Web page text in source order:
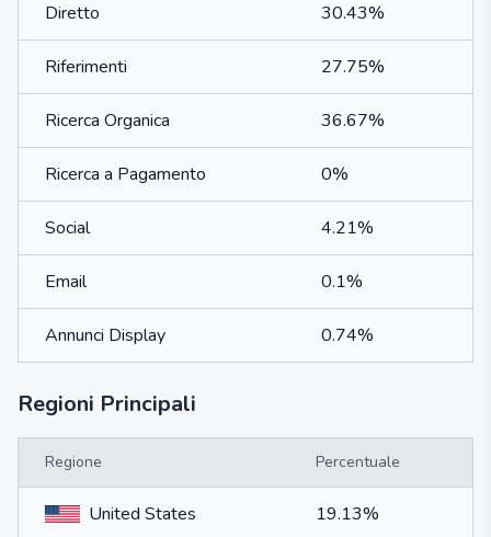
Diretto 30.43%
Riferimenti 27.75%
Ricerca Organica 36.67%
Ricerca a Pagamento 0%
Social 4.21%
Email 0.1%
Annunci Display 0.74%
Regioni Principali
Regione Percentuale
United States 19.13%